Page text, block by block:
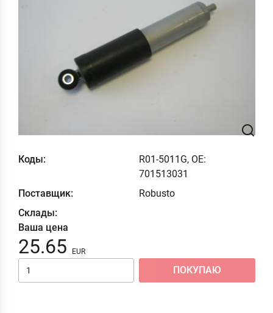
Коды:
R01-5011G, OE:
701513031
Поставщик:
Robusto
Склады:
Ваша цена
25.65
ПОКУПАЮ